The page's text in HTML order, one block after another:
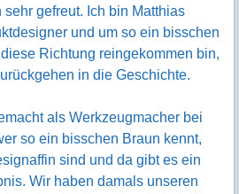
sehr gefreut. Ich bin Matthias
und um so ein bisschen
Richtung reingekommen bin,
in die Geschichte.
als Werkzeugmacher bei
so ein bisschen Braun kennt,
sind und da gibt es ein
Wir haben damals unseren